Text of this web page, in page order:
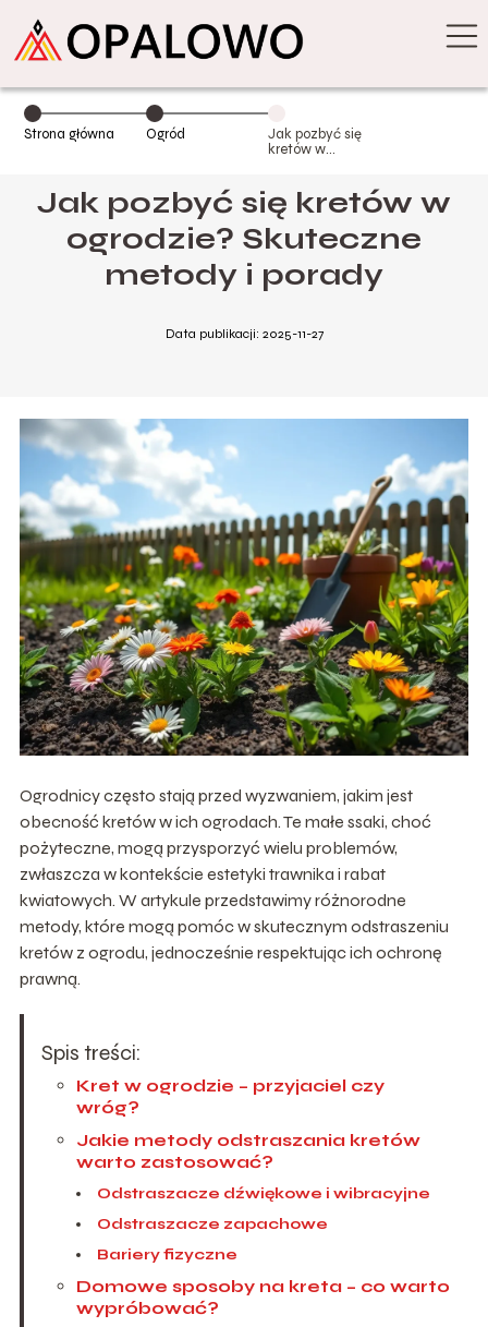
Strona główna Ogród
Jak pozbyć się
kretów w
metody i porady
Jak pozbyć się kretów w
ogrodzie? Skuteczne
metody i porady
Data publikacji: 2025-11-27
Ogrodnicy często stają przed wyzwaniem, jakim jest
obecność kretów w ich ogrodach. Te małe ssaki, choć
pożyteczne, mogą przysporzyć wielu problemów,
zwłaszcza w kontekście estetyki trawnika i rabat
kwiatowych. W artykule przedstawimy różnorodne
metody, które mogą pomóc w skutecznym odstraszeniu
kretów z ogrodu, jednocześnie respektując ich ochronę
prawną.
Spis treści:
Kret w ogrodzie – przyjaciel czy
wróg?
Jakie metody odstraszania kretów
warto zastosować?
Odstraszacze dźwiękowe i wibracyjne
Odstraszacze zapachowe
Bariery fizyczne
Domowe sposoby na kreta – co warto
wypróbować?